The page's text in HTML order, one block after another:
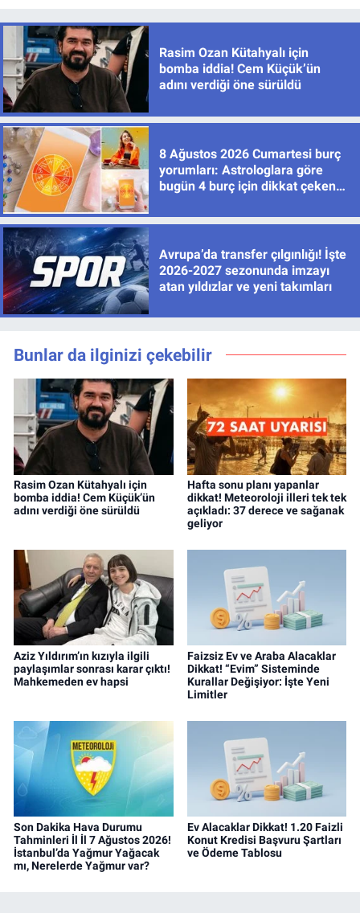
Rasim Ozan Kütahyalı için
bomba iddia! Cem Küçük’ün
adını verdiği öne sürüldü
8 Ağustos 2026 Cumartesi burç
yorumları: Astrologlara göre
bugün 4 burç için dikkat çeken
Avrupa’da transfer çılgınlığı! İşte
2026-2027 sezonunda imzayı
atan yıldızlar ve yeni takımları
Bunlar da ilginizi çekebilir
Rasim Ozan Kütahyalı için
bomba iddia! Cem Küçük’ün
adını verdiği öne sürüldü
Hafta sonu planı yapanlar
dikkat! Meteoroloji illeri tek tek
açıkladı: 37 derece ve sağanak
geliyor
Aziz Yıldırım’ın kızıyla ilgili
paylaşımlar sonrası karar çıktı!
Mahkemeden ev hapsi
Faizsiz Ev ve Araba Alacaklar
Dikkat! “Evim” Sisteminde
Kurallar Değişiyor: İşte Yeni
Limitler
Son Dakika Hava Durumu
Tahminleri İl İl 7 Ağustos 2026!
İstanbul’da Yağmur Yağacak
mı, Nerelerde Yağmur var?
Ev Alacaklar Dikkat! 1.20 Faizli
Konut Kredisi Başvuru Şartları
ve Ödeme Tablosu